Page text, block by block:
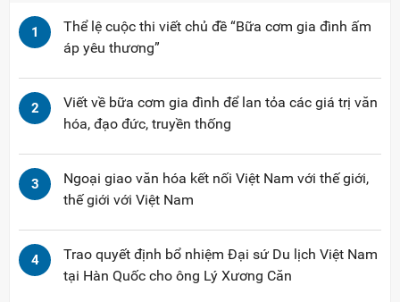
1
Thể lệ cuộc thi viết chủ đề “Bữa cơm gia đình ấm
áp yêu thương”
2
Viết về bữa cơm gia đình để lan tỏa các giá trị văn
hóa, đạo đức, truyền thống
3
Ngoại giao văn hóa kết nối Việt Nam với thế giới,
thế giới với Việt Nam
4
Trao quyết định bổ nhiệm Đại sứ Du lịch Việt Nam
tại Hàn Quốc cho ông Lý Xương Căn